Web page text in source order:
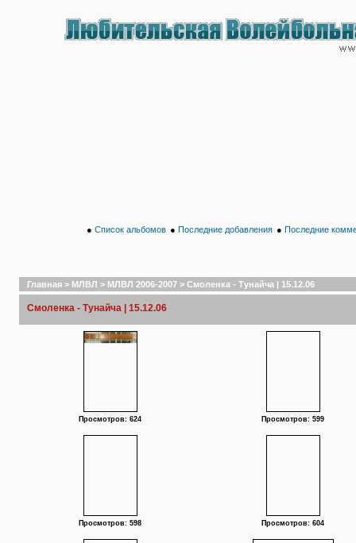
● Список альбомов ● Последние добавления ● Последние
Главная > МЛВЛ > МЛВЛ 2006-2007 > Смоленка - Тунайча | 15.12.06
Смоленка - Тунайча | 15.12.06
Просмотров: 624 Просмотров: 599
Просмотров: 598 Просмотров: 604